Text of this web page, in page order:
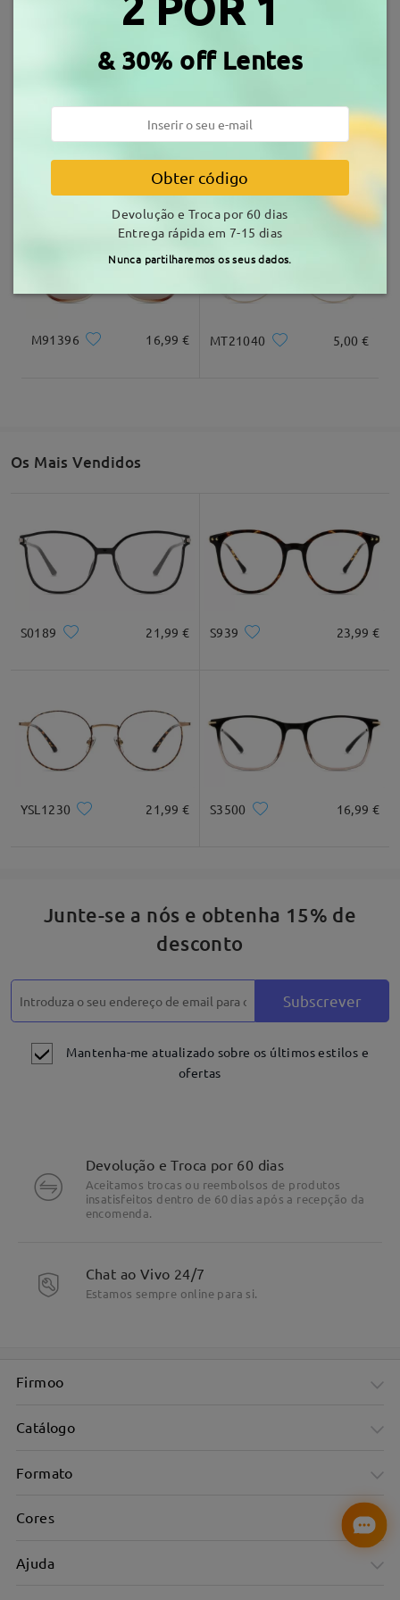
Escrever um Comentário
tempo de envio
7-15 dias úteis
detalhes
Entrega
12,99 € MT25291
M91396 16,99 € MT21040 5,00 €
Os Mais Vendidos
S0189 21,99 € S939 23,99 €
YSL1230 21,99 € S3500 16,99 €
Junte-se a nós e obtenha 15% de
desconto
Subscrever
Mantenha-me atualizado sobre os últimos estilos e
ofertas
Devolução e Troca por 60 dias
Aceitamos trocas ou reembolsos de produtos
insatisfeitos dentro de 60 dias após a recepção da
encomenda.
Chat ao Vivo 24/7
Estamos sempre online para si.
Firmoo
Catálogo
Formato
Cores
Ajuda
& 30% off Lentes
Obter código
Devolução e Troca por 60 dias
Entrega rápida em 7-15 dias
Nunca partilharemos os seus dados.